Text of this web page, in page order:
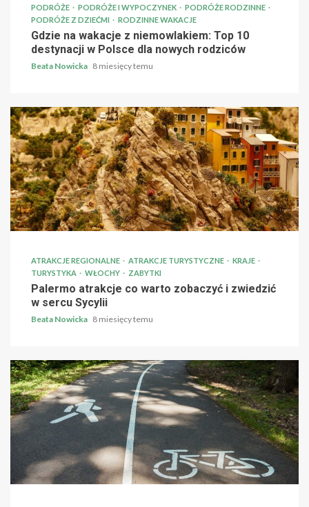
PODRÓŻE PODRÓŻE I WYPOCZYNEK
PODRÓŻE RODZINNE
PODRÓŻE Z DZIEĆMI
RODZINNE WAKACJE
Gdzie na wakacje z niemowlakiem: Top 10
destynacji w Polsce dla nowych rodziców
Beata Nowicka 8 miesięcy temu
ATRAKCJE REGIONALNE ATRAKCJE TURYSTYCZNE
KRAJE
TURYSTYKA
WŁOCHY ZABYTKI
Palermo atrakcje co warto zobaczyć i zwiedzić
w sercu Sycylii
Beata Nowicka 8 miesięcy temu